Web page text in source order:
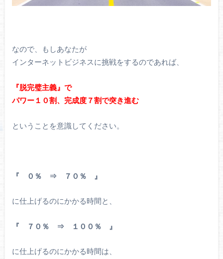
なので、もしあなたが
インターネットビジネスに挑戦をするのであれば、
『脱完璧主義』で
パワー１０割、完成度７割で突き進む
ということを意識してください。
『 ０％ ⇒ ７０％ 』
に仕上げるのにかかる時間と、
『 ７０％ ⇒ １００％ 』
に仕上げるのにかかる時間は、